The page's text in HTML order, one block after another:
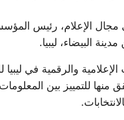
الإعلامية والرقمية في
منها للتمييز بين